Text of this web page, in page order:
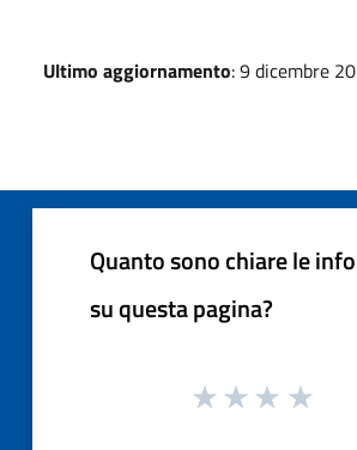
Ultimo aggiornamento: 9 dicembre
Quanto sono chiare le
su questa pagina?